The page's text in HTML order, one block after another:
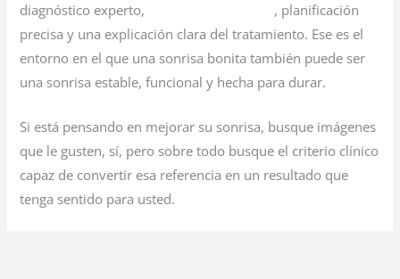
diagnóstico experto,
, planificación
precisa y una explicación clara del tratamiento. Ese es el
entorno en el que una sonrisa bonita también puede ser
una sonrisa estable, funcional y hecha para durar.
Si está pensando en mejorar su sonrisa, busque imágenes
que le gusten, sí, pero sobre todo busque el criterio clínico
capaz de convertir esa referencia en un resultado que
tenga sentido para usted.